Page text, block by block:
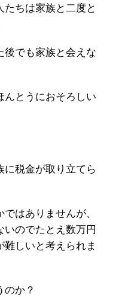
たちは家族と二度と
後でも家族と会えな
んとうにおそろしい
に税金が取り立てら
はありませんが、
いのでたとえ数万円
しいと考えられま
のか？